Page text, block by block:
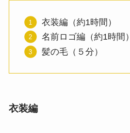
衣装編（約1時間）
名前ロゴ編（約1時間）
髪の毛（５分）
衣装編